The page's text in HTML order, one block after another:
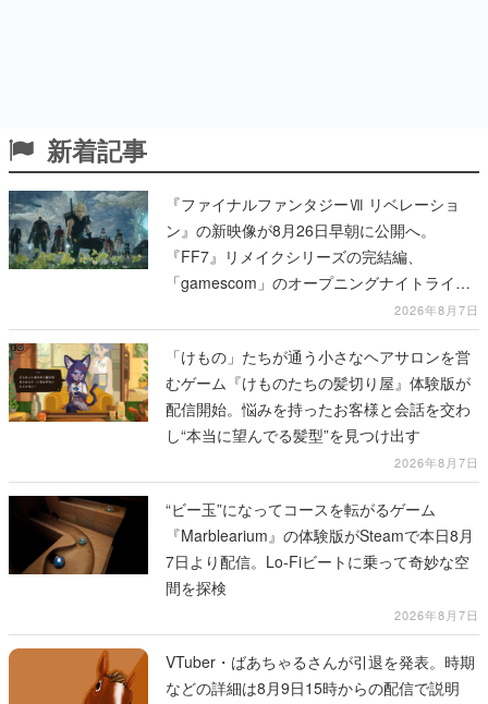
新着記事
『ファイナルファンタジーⅦ リベレーショ
ン』の新映像が8月26日早朝に公開へ。
『FF7』リメイクシリーズの完結編、
「gamescom」のオープニングナイトライブ
にてディレクターの浜口直樹氏が登壇する予
定
2026年8月7日
「けもの」たちが通う小さなヘアサロンを営
むゲーム『けものたちの髪切り屋』体験版が
配信開始。悩みを持ったお客様と会話を交わ
し“本当に望んでる髪型”を見つけ出す
2026年8月7日
“ビー玉”になってコースを転がるゲーム
『Marblearium』の体験版がSteamで本日8月
7日より配信。Lo-Fiビートに乗って奇妙な空
間を探検
2026年8月7日
VTuber・ばあちゃるさんが引退を発表。時期
などの詳細は8月9日15時からの配信で説明